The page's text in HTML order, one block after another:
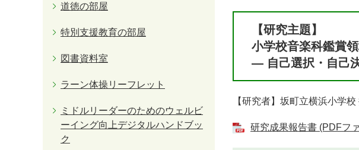
【研究主題】
小学校音楽科鑑賞
― 自己選択・自己
【研究者】坂町立横浜小学
研究成果報告書 (PDFフ
道徳の部屋
特別支援教育の部屋
図書資料室
ラーン体操リーフレット
ミドルリーダーのためのウェルビ
ーイング向上デジタルハンドブッ
ク